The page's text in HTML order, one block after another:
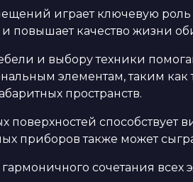
играет ключевую
повышает качество жизни
и выбору техники
элементам, таким
пространств.
поверхностей
приборов также может
сочетания